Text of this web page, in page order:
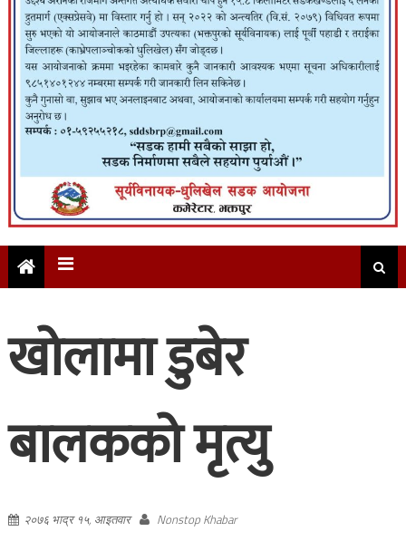
खोलामा डुबेर
बालकको मृत्यु
२०७६ भाद्र १५, आइतवार Nonstop Khabar